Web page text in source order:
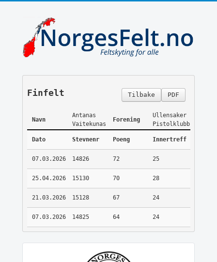
PDF
Tilbake
Finfelt
Navn
Antanas
Vaitekunas
Forening
Ullensaker
Pistolklubb
Dato Stevnenr Poeng Innertreff
07.03.2026 14826 72 25
25.04.2026 15130 70 28
21.03.2026 15128 67 24
07.03.2026 14825 64 24